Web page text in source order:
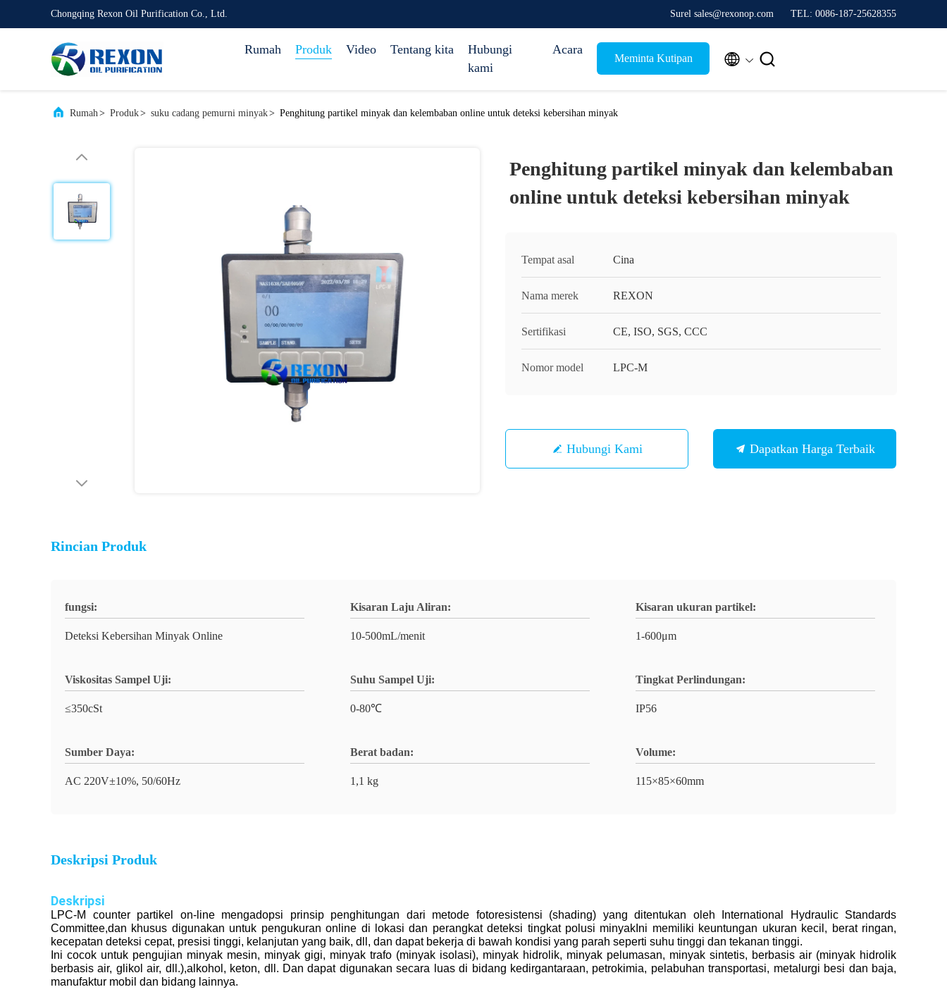
Chongqing Rexon Oil Purification Co., Ltd. Surel sales@rexonop.com TEL: 0086-187-25628355
Rumah Produk Video Tentang kita
Hubungi
kami
Acara
Meminta Kutipan  
Rumah> Produk> suku cadang pemurni minyak> Penghitung partikel minyak dan kelembaban online untuk deteksi kebersihan minyak
Penghitung partikel minyak dan kelembaban
online untuk deteksi kebersihan minyak
Tempat asal Cina
Nama merek REXON
Sertifikasi CE, ISO, SGS, CCC
Nomor model LPC-M
Hubungi Kami Dapatkan Harga Terbaik
Rincian Produk
fungsi:
Deteksi Kebersihan Minyak Online
Kisaran Laju Aliran:
10-500mL/menit
Kisaran ukuran partikel:
1-600μm
Viskositas Sampel Uji:
≤350cSt
Suhu Sampel Uji:
0-80℃
Tingkat Perlindungan:
IP56
Sumber Daya:
AC 220V±10%, 50/60Hz
Berat badan:
1,1 kg
Volume:
115×85×60mm
Deskripsi Produk
Deskripsi
LPC-M counter partikel on-line mengadopsi prinsip penghitungan dari metode fotoresistensi (shading) yang ditentukan oleh International Hydraulic Standards
Committee,dan khusus digunakan untuk pengukuran online di lokasi dan perangkat deteksi tingkat polusi minyakIni memiliki keuntungan ukuran kecil, berat ringan,
kecepatan deteksi cepat, presisi tinggi, kelanjutan yang baik, dll, dan dapat bekerja di bawah kondisi yang parah seperti suhu tinggi dan tekanan tinggi.
Ini cocok untuk pengujian minyak mesin, minyak gigi, minyak trafo (minyak isolasi), minyak hidrolik, minyak pelumasan, minyak sintetis, berbasis air (minyak hidrolik
berbasis air, glikol air, dll.),alkohol, keton, dll. Dan dapat digunakan secara luas di bidang kedirgantaraan, petrokimia, pelabuhan transportasi, metalurgi besi dan baja,
manufaktur mobil dan bidang lainnya.